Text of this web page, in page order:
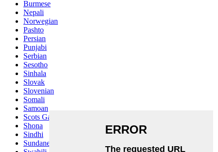
Burmese
Nepali
Norwegian
Pashto
Persian
Punjabi
Serbian
Sesotho
Sinhala
Slovak
Slovenian
Somali
Samoan
Scots Gaelic
Shona
Sindhi
Sundanese